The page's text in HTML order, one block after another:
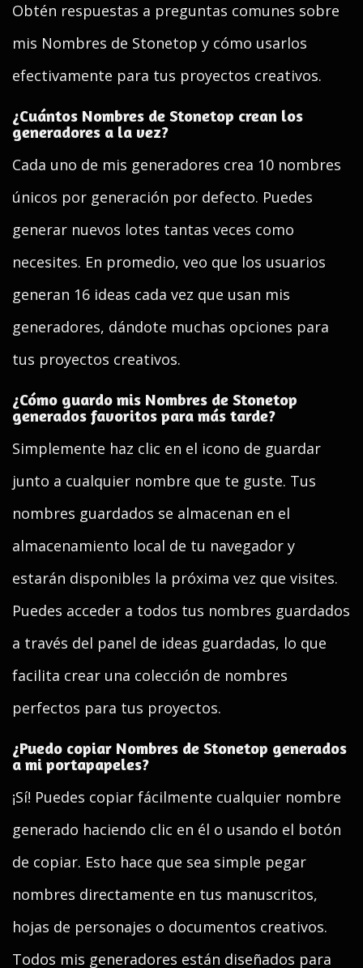
Obtén respuestas a preguntas comunes sobre
mis Nombres de Stonetop y cómo usarlos
efectivamente para tus proyectos creativos.
¿Cuántos Nombres de Stonetop crean los
generadores a la vez?
Cada uno de mis generadores crea 10 nombres
únicos por generación por defecto. Puedes
generar nuevos lotes tantas veces como
necesites. En promedio, veo que los usuarios
generan 16 ideas cada vez que usan mis
generadores, dándote muchas opciones para
tus proyectos creativos.
¿Cómo guardo mis Nombres de Stonetop
generados favoritos para más tarde?
Simplemente haz clic en el icono de guardar
junto a cualquier nombre que te guste. Tus
nombres guardados se almacenan en el
almacenamiento local de tu navegador y
estarán disponibles la próxima vez que visites.
Puedes acceder a todos tus nombres guardados
a través del panel de ideas guardadas, lo que
facilita crear una colección de nombres
perfectos para tus proyectos.
¿Puedo copiar Nombres de Stonetop generados
a mi portapapeles?
¡Sí! Puedes copiar fácilmente cualquier nombre
generado haciendo clic en él o usando el botón
de copiar. Esto hace que sea simple pegar
nombres directamente en tus manuscritos,
hojas de personajes o documentos creativos.
Todos mis generadores están diseñados para